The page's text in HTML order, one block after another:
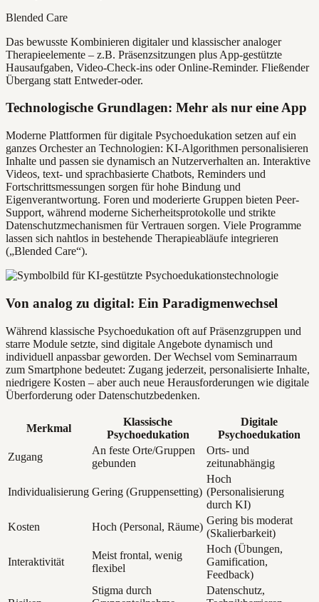
Blended Care
Das bewusste Kombinieren digitaler und klassischer analoger
Therapieelemente – z.B. Präsenzsitzungen plus App-gestützte
Hausaufgaben, Video-Check-ins oder Online-Reminder. Fließender
Übergang statt Entweder-oder.
Technologische Grundlagen: Mehr als nur eine App
Moderne Plattformen für digitale Psychoedukation setzen auf ein
ganzes Orchester an Technologien: KI-Algorithmen personalisieren
Inhalte und passen sie dynamisch an Nutzerverhalten an. Interaktive
Videos, text- und sprachbasierte Chatbots, Reminders und
Fortschrittsmessungen sorgen für hohe Bindung und
Eigenverantwortung. Foren und moderierte Gruppen bieten Peer-
Support, während moderne Sicherheitsprotokolle und strikte
Datenschutzmechanismen für Vertrauen sorgen. Viele Programme
lassen sich nahtlos in bestehende Therapieabläufe integrieren
(„Blended Care“).
Von analog zu digital: Ein Paradigmenwechsel
Während klassische Psychoedukation oft auf Präsenzgruppen und
starre Module setzte, sind digitale Angebote dynamisch und
individuell anpassbar geworden. Der Wechsel vom Seminarraum
zum Smartphone bedeutet: Zugang jederzeit, personalisierte Inhalte,
niedrigere Kosten – aber auch neue Herausforderungen wie digitale
Überforderung oder Datenschutzbedenken.
Merkmal
Klassische
Psychoedukation
Digitale
Psychoedukation
Zugang
An feste Orte/Gruppen
gebunden
Orts- und
zeitunabhängig
Individualisierung Gering (Gruppensetting)
Hoch
(Personalisierung
durch KI)
Kosten
Hoch (Personal, Räume)
Gering bis moderat
(Skalierbarkeit)
Interaktivität
Meist frontal, wenig
flexibel
Hoch (Übungen,
Gamification,
Feedback)
Stigma durch
Datenschutz,